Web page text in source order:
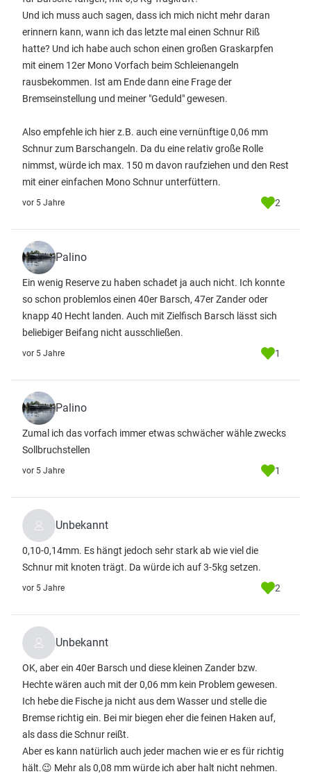
Und ich muss auch sagen, dass ich mich nicht mehr daran
erinnern kann, wann ich das letzte mal einen Schnur Riß
hatte? Und ich habe auch schon einen großen Graskarpfen
mit einem 12er Mono Vorfach beim Schleienangeln
rausbekommen. Ist am Ende dann eine Frage der
Bremseinstellung und meiner "Geduld" gewesen.
Also empfehle ich hier z.B. auch eine vernünftige 0,06 mm
Schnur zum Barschangeln. Da du eine relativ große Rolle
nimmst, würde ich max. 150 m davon raufziehen und den Rest
mit einer einfachen Mono Schnur unterfüttern.
vor 5 Jahre 2
Palino
Ein wenig Reserve zu haben schadet ja auch nicht. Ich konnte
so schon problemlos einen 40er Barsch, 47er Zander oder
knapp 40 Hecht landen. Auch mit Zielfisch Barsch lässt sich
beliebiger Beifang nicht ausschließen.
vor 5 Jahre 1
Palino
Zumal ich das vorfach immer etwas schwächer wähle zwecks
Sollbruchstellen
vor 5 Jahre 1
Unbekannt
0,10-0,14mm. Es hängt jedoch sehr stark ab wie viel die
Schnur mit knoten trägt. Da würde ich auf 3-5kg setzen.
vor 5 Jahre 2
Unbekannt
OK, aber ein 40er Barsch und diese kleinen Zander bzw.
Hechte wären auch mit der 0,06 mm kein Problem gewesen.
Ich hebe die Fische ja nicht aus dem Wasser und stelle die
Bremse richtig ein. Bei mir biegen eher die feinen Haken auf,
als dass die Schnur reißt.
Aber es kann natürlich auch jeder machen wie er es für richtig
hält.😉 Mehr als 0,08 mm würde ich aber halt nicht nehmen.